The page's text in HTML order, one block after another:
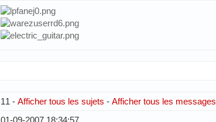
11 -Afficher tous les sujets -Afficher tous les messages
01-09-2007 18:34:57